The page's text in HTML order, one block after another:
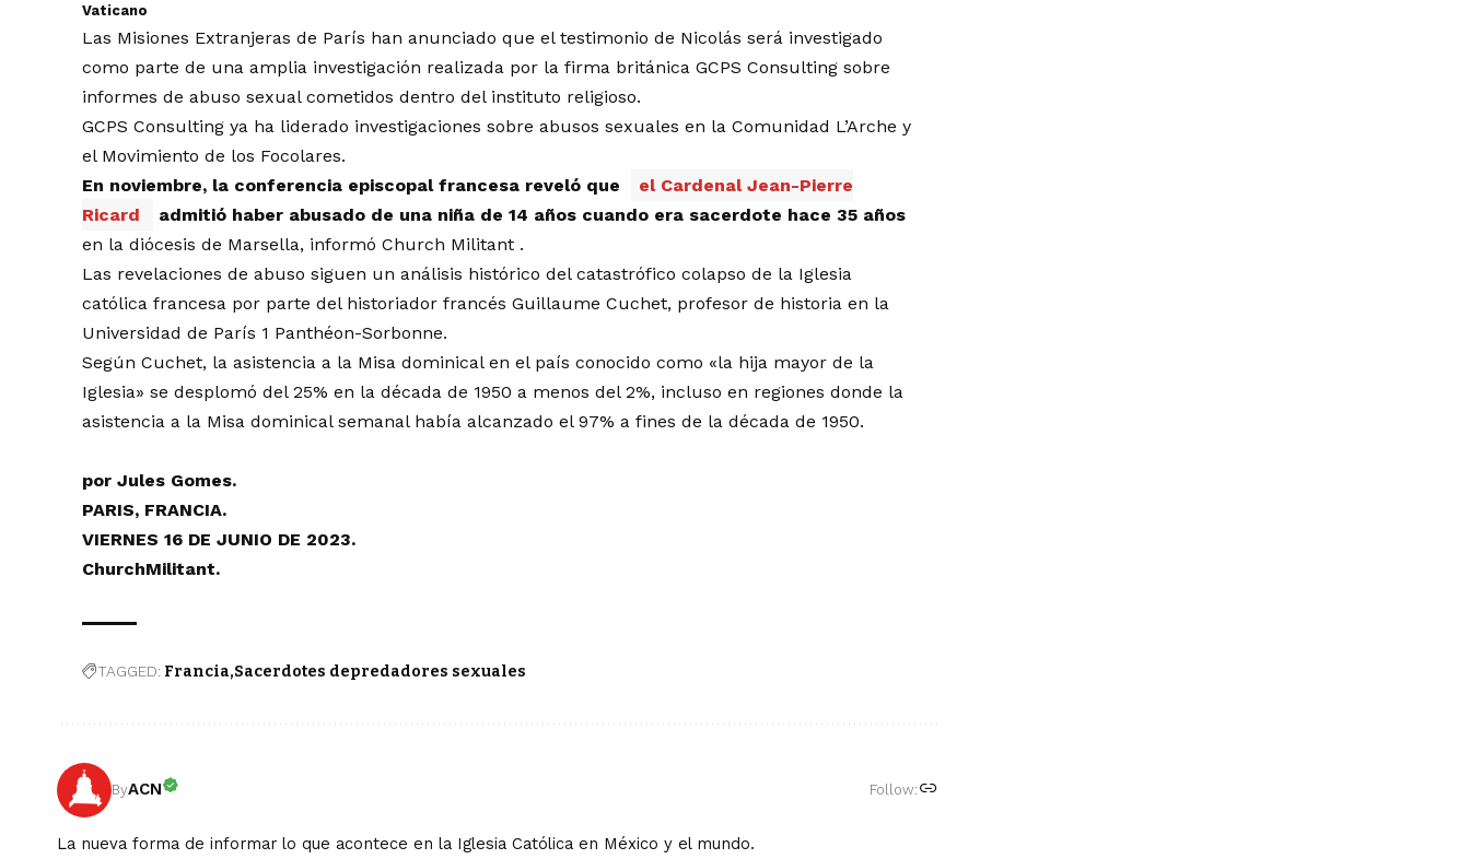
Vaticano
Las Misiones Extranjeras de París han anunciado que el testimonio de Nicolás será investigado
como parte de una amplia investigación realizada por la firma británica GCPS Consulting sobre
informes de abuso sexual cometidos dentro del instituto religioso.
GCPS Consulting ya ha liderado investigaciones sobre abusos sexuales en la Comunidad L’Arche y
el Movimiento de los Focolares.
En noviembre, la conferencia episcopal francesa reveló que
el Cardenal Jean-Pierre
Ricard
admitió haber abusado de una niña de 14 años cuando era sacerdote hace 35 años
en la diócesis de Marsella, informó Church Militant .
Las revelaciones de abuso siguen un análisis histórico del catastrófico colapso de la Iglesia
católica francesa por parte del historiador francés Guillaume Cuchet, profesor de historia en la
Universidad de París 1 Panthéon-Sorbonne.
Según Cuchet, la asistencia a la Misa dominical en el país conocido como «la hija mayor de la
Iglesia» se desplomó del 25% en la década de 1950 a menos del 2%, incluso en regiones donde la
asistencia a la Misa dominical semanal había alcanzado el 97% a fines de la década de 1950.
porJules Gomes.
PARIS, FRANCIA.
VIERNES 16 DE JUNIO DE 2023.
ChurchMilitant.
TAGGED: Francia Sacerdotes depredadores sexuales
ByACN Follow:
La nueva forma de informar lo que acontece en la Iglesia Católica en México y el mundo.